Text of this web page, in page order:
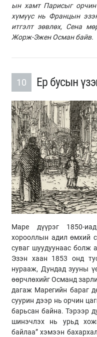
ын хамт Парисыг орчин
хүмүүс нь Францын
итгэлт зөвлөх, Сена
Жорж-Эжен Осман байв.
10 Ер бусын
Маре дүүрэг 1850-
хорооллын адил өмхий
суваг шуудуунаас болж
Эзэн хаан 1853 онд
нурааж, Дундад зууны
өөрчлөхийг Османд
дагаж Марегийн бараг
суурин дээр нь орчин
барьсан байна. Тэрээр
шинэчлэх нь урьд
байлаа” хэмээн